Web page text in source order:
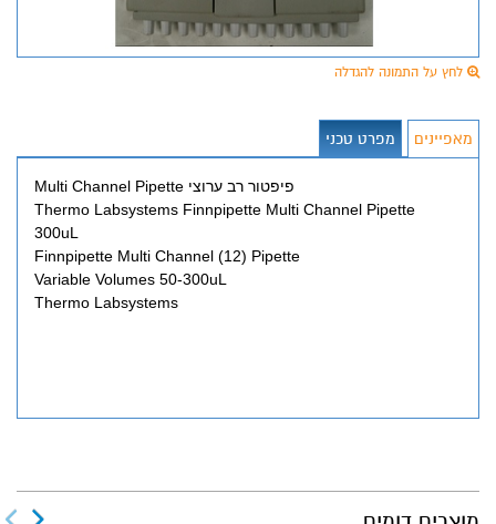
לחץ על התמונה להגדלה
מאפיינים מפרט טכני
Multi Channel Pipette פיפטור רב ערוצי
Thermo Labsystems Finnpipette Multi Channel Pipette
300uL
Finnpipette Multi Channel (12) Pipette
Variable Volumes 50-300uL
Thermo Labsystems